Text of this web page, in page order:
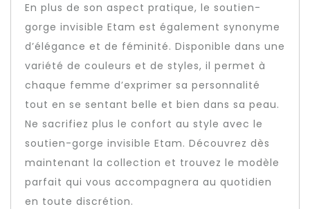
En plus de son aspect pratique, le soutien-
gorge invisible Etam est également synonyme
d’élégance et de féminité. Disponible dans une
variété de couleurs et de styles, il permet à
chaque femme d’exprimer sa personnalité
tout en se sentant belle et bien dans sa peau.
Ne sacrifiez plus le confort au style avec le
soutien-gorge invisible Etam. Découvrez dès
maintenant la collection et trouvez le modèle
parfait qui vous accompagnera au quotidien
en toute discrétion.